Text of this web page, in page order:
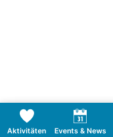
Aktivitäten Events & News